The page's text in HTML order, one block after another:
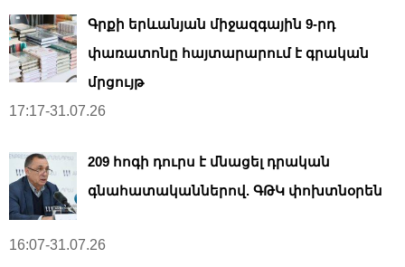
Գրքի երևանյան միջազգային 9-րդ
փառատոնը հայտարարում է գրական
մրցույթ
17:17-31.07.26
209 հոգի դուրս է մնացել դրական
գնահատականներով. ԳԹԿ փոխտնօրեն
16:07-31.07.26